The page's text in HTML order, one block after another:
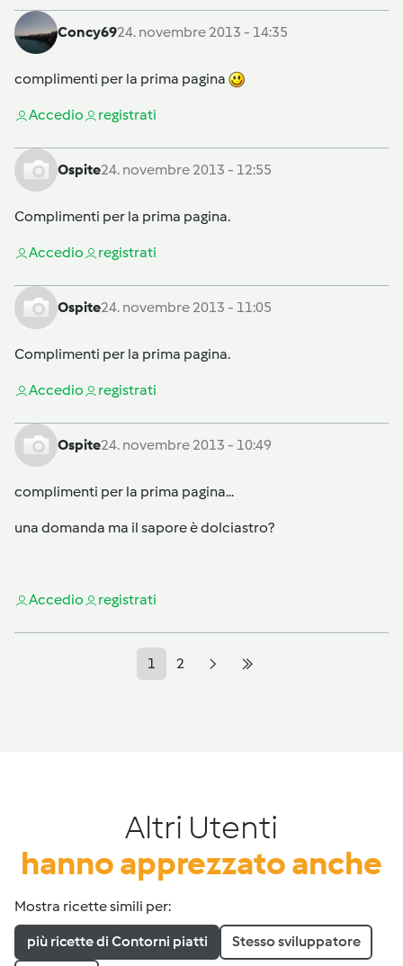
Concy6924. novembre 2013 - 14:35
complimenti per la prima pagina
Accedio registrati
Ospite24. novembre 2013 - 12:55
Complimenti per la prima pagina.
Accedio registrati
Ospite24. novembre 2013 - 11:05
Complimenti per la prima pagina.
Accedio registrati
Ospite24. novembre 2013 - 10:49
complimenti per la prima pagina...
una domanda ma il sapore è dolciastro?
Accedio registrati
1 2
Altri Utenti
hanno apprezzato anche
Mostra ricette simili per:
più ricette di Contorni piatti Stesso sviluppatore